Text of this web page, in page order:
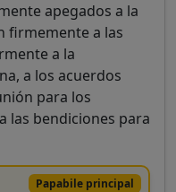
apegados a la
firmemente a las
a la
a los acuerdos
para los
las bendiciones para
Papabile principal